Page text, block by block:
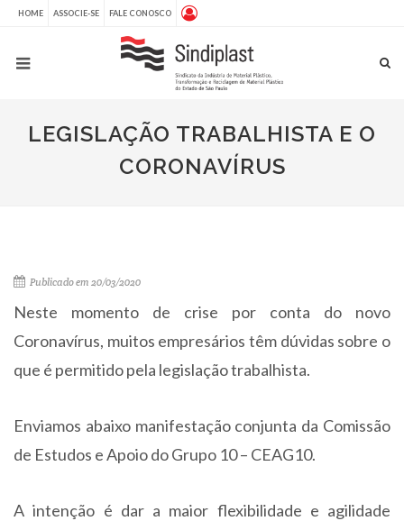
HOME ASSOCIE-SE FALE CONOSCO
LEGISLAÇÃO TRABALHISTA E O
CORONAVÍRUS
Publicado em 20/03/2020
Neste momento de crise por conta do novo
Coronavírus, muitos empresários têm dúvidas sobre o
que é permitido pela legislação trabalhista.
Enviamos abaixo manifestação conjunta da Comissão
de Estudos e Apoio do Grupo 10 – CEAG10.
A intenção é dar a maior flexibilidade e agilidade